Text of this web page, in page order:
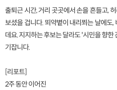
출퇴근 시간, 거리 곳곳에서 손을 흔들고,
보셨을 겁니다. 뙤약볕이 내리쬐는 날에도
데요. 지지하는 후보는 달라도 '시민을 향한
기잡니다.
[리포트]
2주 동안 이어진